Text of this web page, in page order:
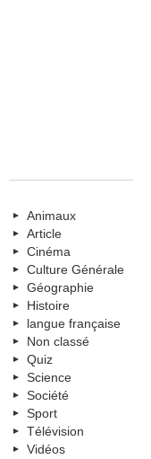
Animaux
Article
Cinéma
Culture Générale
Géographie
Histoire
langue française
Non classé
Quiz
Science
Société
Sport
Télévision
Vidéos